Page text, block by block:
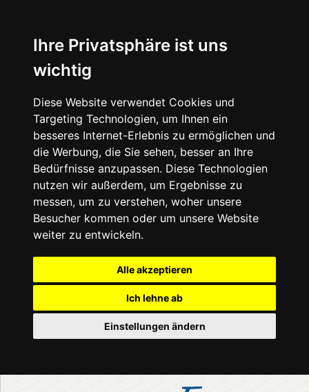
Ihre Privatsphäre ist uns
wichtig
Diese Website verwendet Cookies und
Targeting Technologien, um Ihnen ein
besseres Internet-Erlebnis zu ermöglichen und
die Werbung, die Sie sehen, besser an Ihre
Bedürfnisse anzupassen. Diese Technologien
nutzen wir außerdem, um Ergebnisse zu
messen, um zu verstehen, woher unsere
Besucher kommen oder um unsere Website
weiter zu entwickeln.
Alle akzeptieren
Ich lehne ab
Einstellungen ändern